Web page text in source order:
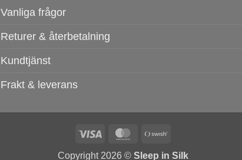
Vanliga frågor
Returer & återbetalning
Kundtjänst
Frakt & leverans
Visa MasterCard
Copyright 2026 © Sleep in Silk